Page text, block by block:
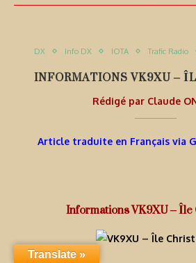
DX Info DX IOTA Trafic Radio
INFORMATIONS VK9XU –
Rédigé par Claude
Article traduite en Français via
Informations VK9XU –
Translate »